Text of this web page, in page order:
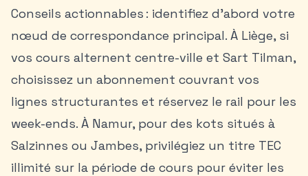
Conseils actionnables : identifiez d’abord votre
nœud de correspondance principal. À Liège, si
vos cours alternent centre-ville et Sart Tilman,
choisissez un abonnement couvrant vos
lignes structurantes et réservez le rail pour les
week-ends. À Namur, pour des kots situés à
Salzinnes ou Jambes, privilégiez un titre TEC
illimité sur la période de cours pour éviter les